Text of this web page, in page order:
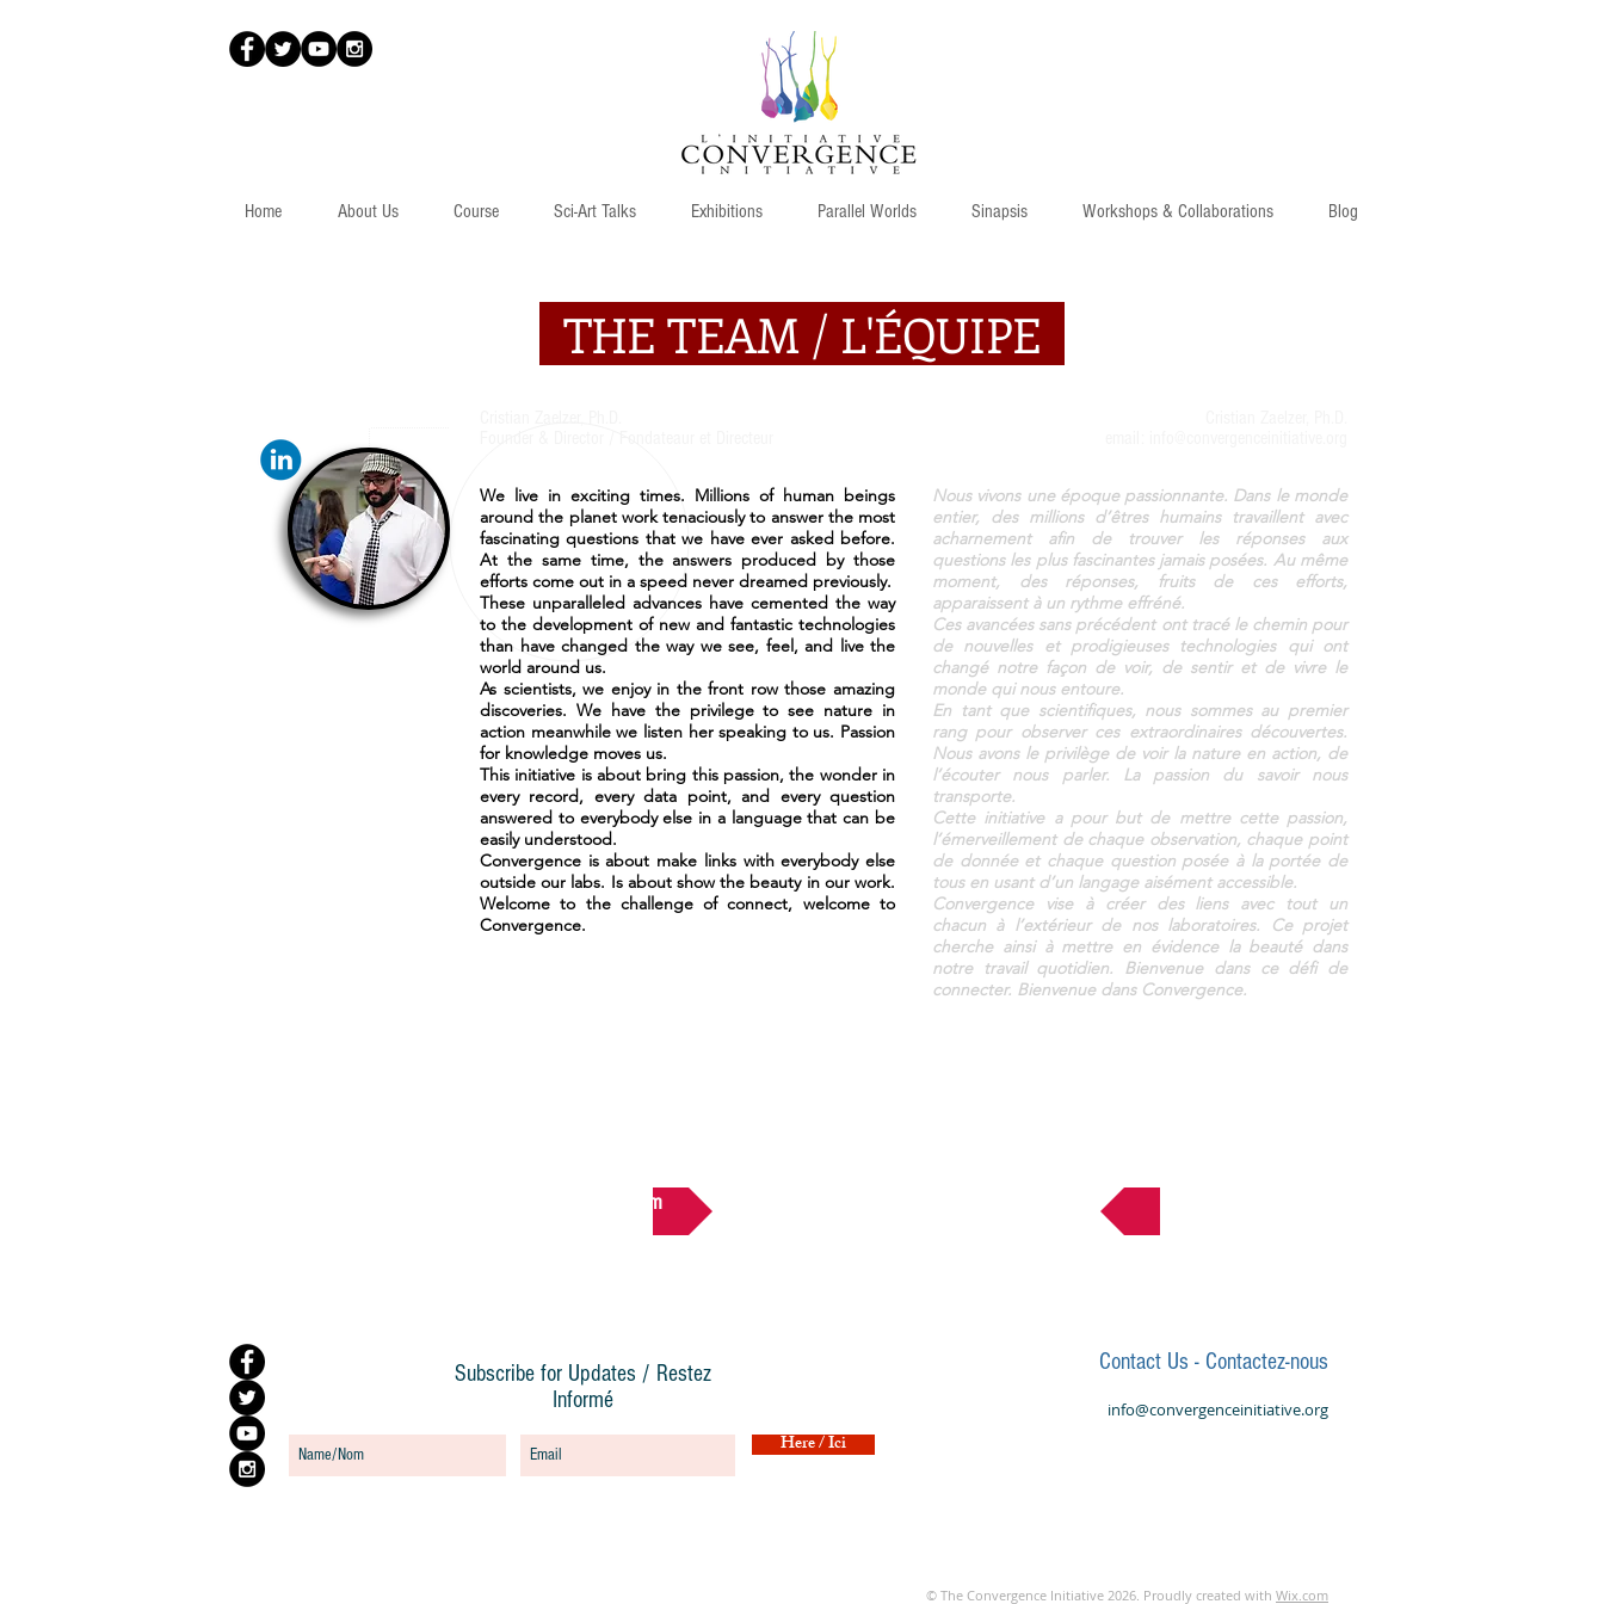
Home About Us Course Sci-Art Talks Exhibitions Parallel Worlds Sinapsis Workshops & Collaborations Blog
THE TEAM / L'ÉQUIPE
We live in exciting times. Millions of human beings
around the planet work tenaciously to answer the most
fascinating questions that we have ever asked before.
At the same time, the answers produced by those
efforts come out in a speed never dreamed previously.
These unparalleled advances have cemented the way
to the development of new and fantastic technologies
than have changed the way we see, feel, and live the
world around us.
As scientists, we enjoy in the front row those amazing
discoveries. We have the privilege to see nature in
action meanwhile we listen her speaking to us. Passion
for knowledge moves us.
This initiative is about bring this passion, the wonder in
every record, every data point, and every question
answered to everybody else in a language that can be
easily understood.
Convergence is about make links with everybody else
outside our labs. Is about show the beauty in our work.
Welcome to the challenge of connect, welcome to
Convergence.
Nous vivons une époque passionnante. Dans le monde
entier, des millions d’êtres humains travaillent avec
acharnement afin de trouver les réponses aux
questions les plus fascinantes jamais posées. Au même
moment, des réponses, fruits de ces efforts,
apparaissent à un rythme effréné.
Ces avancées sans précédent ont tracé le chemin pour
de nouvelles et prodigieuses technologies qui ont
changé notre façon de voir, de sentir et de vivre le
monde qui nous entoure.
En tant que scientifiques, nous sommes au premier
rang pour observer ces extraordinaires découvertes.
Nous avons le privilège de voir la nature en action, de
l’écouter nous parler. La passion du savoir nous
transporte.
Cette initiative a pour but de mettre cette passion,
l’émerveillement de chaque observation, chaque point
de donnée et chaque question posée à la portée de
tous en usant d’un langage aisément accessible.
Convergence vise à créer des liens avec tout un
chacun à l’extérieur de nos laboratoires. Ce projet
cherche ainsi à mettre en évidence la beauté dans
notre travail quotidien. Bienvenue dans ce défi de
connecter. Bienvenue dans Convergence.
Back to The Team
Subscribe for Updates / Restez
Informé
Here / Ici
Contact Us - Contactez-nous
info@convergenceinitiative.org
© The Convergence Initiative 2026. Proudly created with Wix.com